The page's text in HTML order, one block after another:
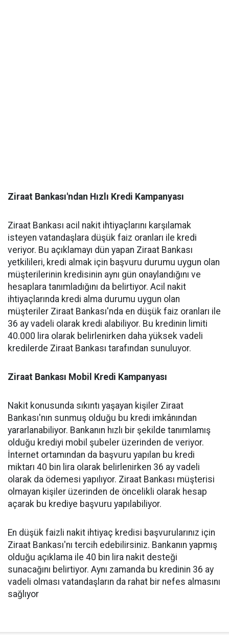
Ziraat Bankası'ndan Hızlı Kredi Kampanyası
Ziraat Bankası acil nakit ihtiyaçlarını karşılamak
isteyen vatandaşlara düşük faiz oranları ile kredi
veriyor. Bu açıklamayı dün yapan Ziraat Bankası
yetkilileri, kredi almak için başvuru durumu uygun olan
müşterilerinin kredisinin aynı gün onaylandığını ve
hesaplara tanımladığını da belirtiyor. Acil nakit
ihtiyaçlarında kredi alma durumu uygun olan
müşteriler Ziraat Bankası'nda en düşük faiz oranları ile
36 ay vadeli olarak kredi alabiliyor. Bu kredinin limiti
40.000 lira olarak belirlenirken daha yüksek vadeli
kredilerde Ziraat Bankası tarafından sunuluyor.
Ziraat Bankası Mobil Kredi Kampanyası
Nakit konusunda sıkıntı yaşayan kişiler Ziraat
Bankası'nın sunmuş olduğu bu kredi imkânından
yararlanabiliyor. Bankanın hızlı bir şekilde tanımlamış
olduğu krediyi mobil şubeler üzerinden de veriyor.
İnternet ortamından da başvuru yapılan bu kredi
miktarı 40 bin lira olarak belirlenirken 36 ay vadeli
olarak da ödemesi yapılıyor. Ziraat Bankası müşterisi
olmayan kişiler üzerinden de öncelikli olarak hesap
açarak bu krediye başvuru yapılabiliyor.
En düşük faizli nakit ihtiyaç kredisi başvurularınız için
Ziraat Bankası'nı tercih edebilirsiniz. Bankanın yapmış
olduğu açıklama ile 40 bin lira nakit desteği
sunacağını belirtiyor. Aynı zamanda bu kredinin 36 ay
vadeli olması vatandaşların da rahat bir nefes almasını
sağlıyor